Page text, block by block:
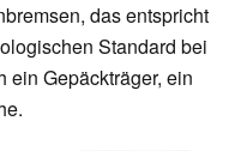
das entspricht
Standard bei
ein Gepäckträger, ein